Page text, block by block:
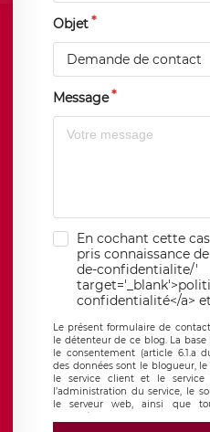
Objet
Demande de contact
Message
En cochant cette
pris connaissance
de-confidentialite/'
confidentialité</a>
Le présent formulaire de
le détenteur de ce blog. La
le consentement (article 6.1.a
des données sont le blogueur,
le service client et le
l’administration du service, le
le serveur web, ainsi que
autorisée. Le formulaire de